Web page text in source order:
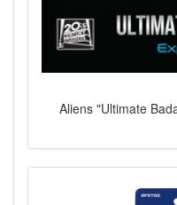
Aliens "Ultimate